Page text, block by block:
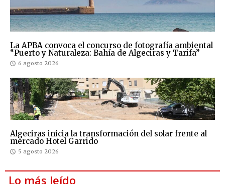
La APBA convoca el concurso de fotografía ambiental
“Puerto y Naturaleza: Bahía de Algeciras y Tarifa”
6 agosto 2026
Algeciras inicia la transformación del solar frente al
mercado Hotel Garrido
5 agosto 2026
Lo más leído